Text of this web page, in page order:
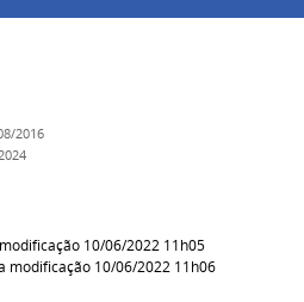
2016
10/06/2022 11h05
modificação 10/06/2022 11h06